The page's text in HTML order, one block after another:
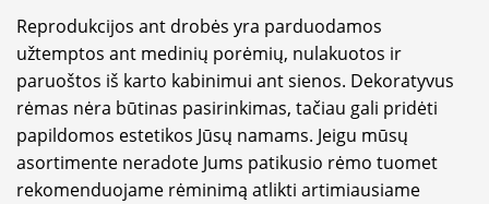
Reprodukcijos ant drobės yra parduodamos
užtemptos ant medinių porėmių, nulakuotos ir
paruoštos iš karto kabinimui ant sienos. Dekoratyvus
rėmas nėra būtinas pasirinkimas, tačiau gali pridėti
papildomos estetikos Jūsų namams. Jeigu mūsų
asortimente neradote Jums patikusio rėmo tuomet
rekomenduojame rėminimą atlikti artimiausiame